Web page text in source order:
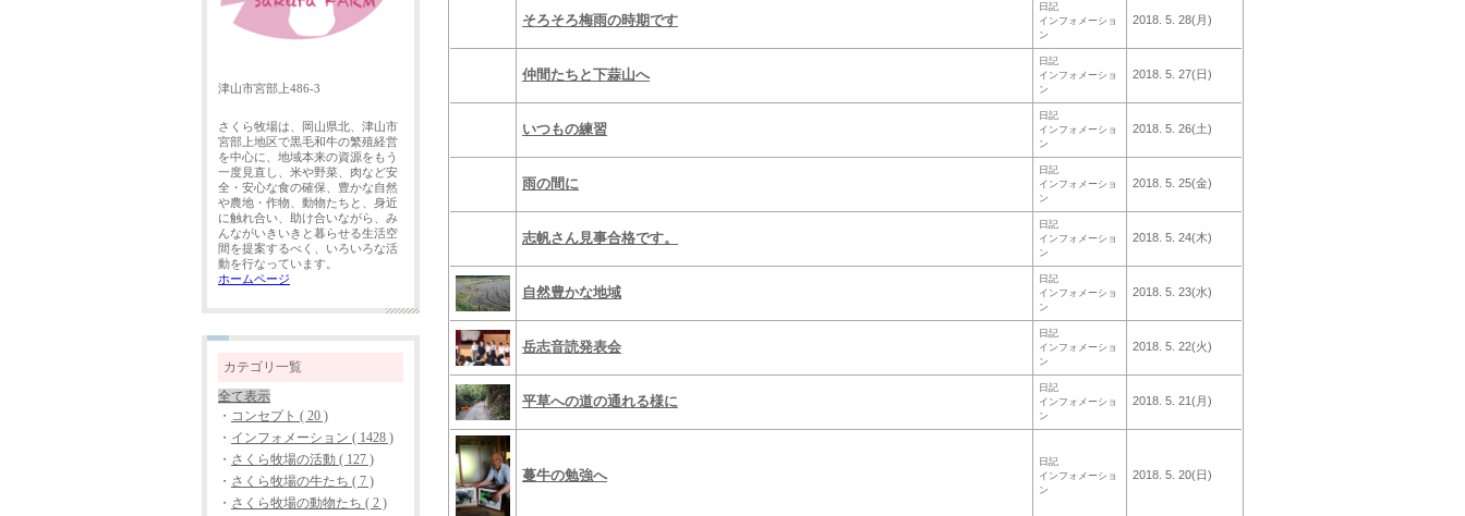
津山市宮部上486-3
さくら牧場は、岡山県北、津山市
宮部上地区で黒毛和牛の繁殖経営
を中心に、地域本来の資源をもう
一度見直し、米や野菜、肉など安
全・安心な食の確保、豊かな自然
や農地・作物、動物たちと、身近
に触れ合い、助け合いながら、み
んながいきいきと暮らせる生活空
間を提案するべく、いろいろな活
動を行なっています。
ホームページ
カテゴリ一覧
全て表示
・ コンセプト ( 20 )
・ インフォメーション ( 1428 )
・ さくら牧場の活動 ( 127 )
・ さくら牧場の牛たち ( 7 )
・ さくら牧場の動物たち ( 2 )
そろそろ梅雨の時期です
日記
インフォメーショ
ン
2018. 5. 28(月)
仲間たちと下蒜山へ
日記
インフォメーショ
ン
2018. 5. 27(日)
いつもの練習
日記
インフォメーショ
ン
2018. 5. 26(土)
雨の間に
日記
インフォメーショ
ン
2018. 5. 25(金)
志帆さん見事合格です。
日記
インフォメーショ
ン
2018. 5. 24(木)
自然豊かな地域
日記
インフォメーショ
ン
2018. 5. 23(水)
岳志音読発表会
日記
インフォメーショ
ン
2018. 5. 22(火)
平草への道の通れる様に
日記
インフォメーショ
ン
2018. 5. 21(月)
蔓牛の勉強へ
日記
インフォメーショ
ン
2018. 5. 20(日)